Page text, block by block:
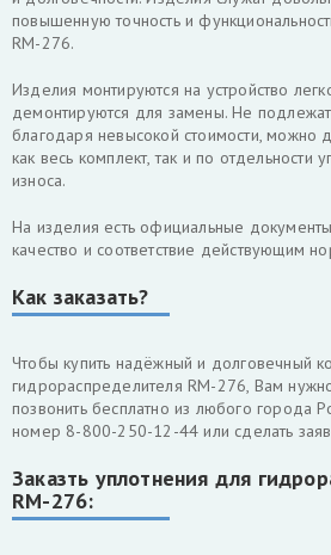
повышенную точность и
RM-276.
Изделия монтируются на устройство
демонтируются для замены. Не
благодаря невысокой стоимости, можно
как весь комплект, так и по отдельности
износа.
На изделия есть официальные
качество и соответствие действующим
Как заказать?
Чтобы купить надёжный и долговечный
гидрораспределителя RM-276, Вам
позвонить бесплатно из любого города
номер 8-800-250-12-44 или сделать
Заказть уплотнения для
RM-276: